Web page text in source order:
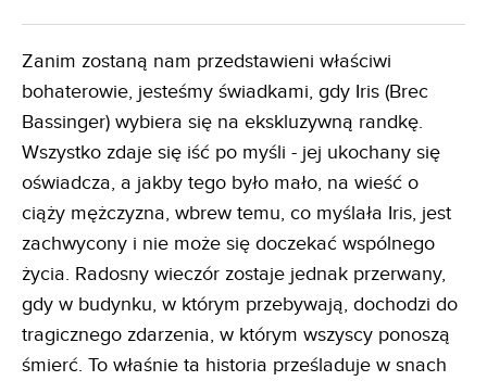
Zanim zostaną nam przedstawieni właściwi
bohaterowie, jesteśmy świadkami, gdy Iris (Brec
Bassinger) wybiera się na ekskluzywną randkę.
Wszystko zdaje się iść po myśli - jej ukochany się
oświadcza, a jakby tego było mało, na wieść o
ciąży mężczyzna, wbrew temu, co myślała Iris, jest
zachwycony i nie może się doczekać wspólnego
życia. Radosny wieczór zostaje jednak przerwany,
gdy w budynku, w którym przebywają, dochodzi do
tragicznego zdarzenia, w którym wszyscy ponoszą
śmierć. To właśnie ta historia prześladuje w snach